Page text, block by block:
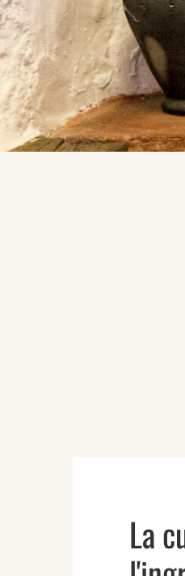
La